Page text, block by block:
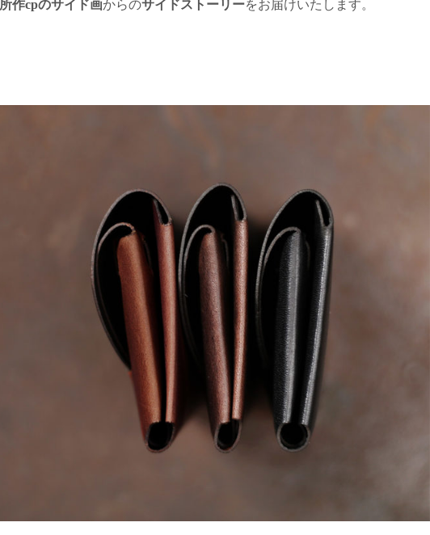
所作cpのサイド画からのサイドストーリーをお届けいたします。